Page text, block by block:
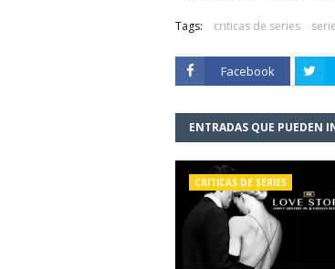
Tags: criticas de series
Facebook
ENTRADAS QUE PUEDEN
CRITICAS DE SERIES